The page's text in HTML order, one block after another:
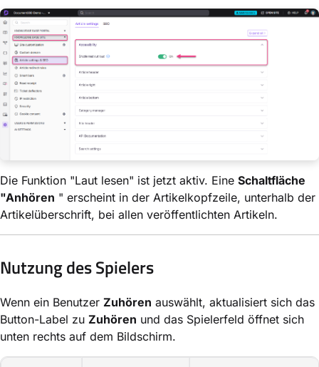
Die Funktion "Laut lesen" ist jetzt aktiv. Eine Schaltfläche
"Anhören " erscheint in der Artikelkopfzeile, unterhalb der
Artikelüberschrift, bei allen veröffentlichten Artikeln.
Nutzung des Spielers
Wenn ein Benutzer Zuhören auswählt, aktualisiert sich das
Button-Label zu Zuhören und das Spielerfeld öffnet sich
unten rechts auf dem Bildschirm.